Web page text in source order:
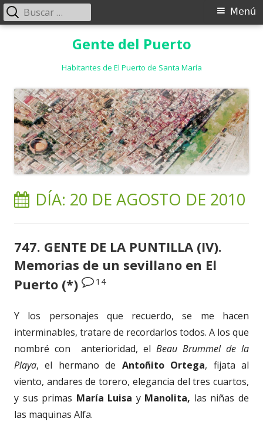
Gente del Puerto
Habitantes de El Puerto de Santa María
Menú
Menú
Buscar:
DÍA: 20 DE AGOSTO DE 2010
747. GENTE DE LA PUNTILLA (IV).
Memorias de un sevillano en El
Puerto (*)
14
Y los personajes que recuerdo, se me hacen
interminables, tratare de recordarlos todos. A los que
nombré con anterioridad, el Beau Brummel de la
Playa, el hermano de Antoñito Ortega, fijata al
viento, andares de torero, elegancia del tres cuartos,
y sus primas María Luisa y Manolita, las niñas de
las maquinas Alfa.